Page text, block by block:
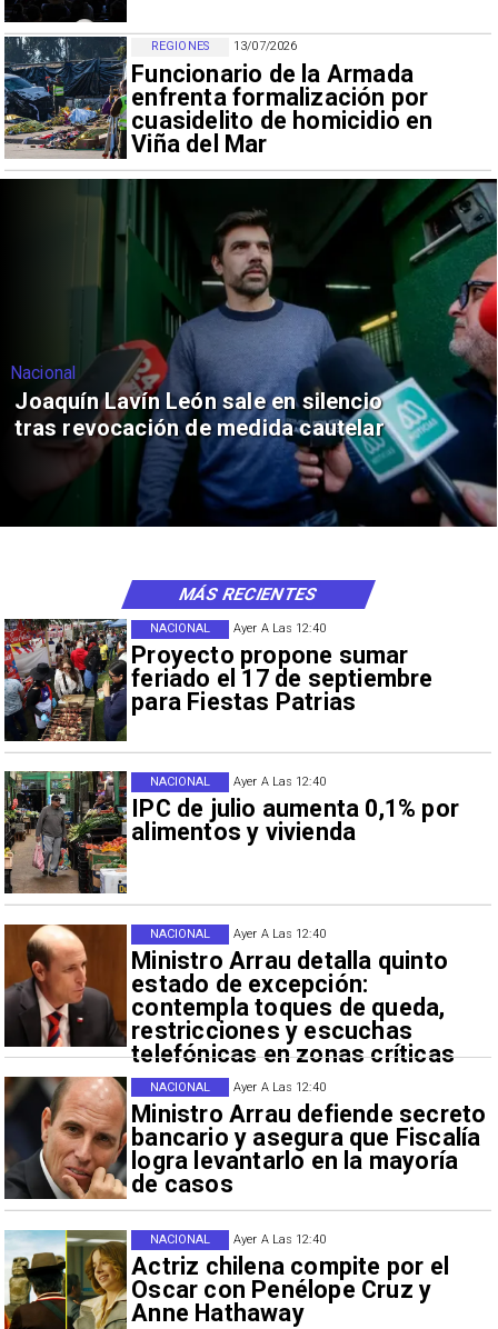
13/07/2026
Funcionario de la Armada
enfrenta formalización por
cuasidelito de homicidio en
Viña del Mar
REGIONES
Nacional
Joaquín Lavín León sale en silencio
tras revocación de medida cautelar
Ayer A Las 12:40
Proyecto propone sumar
feriado el 17 de septiembre
para Fiestas Patrias
NACIONAL
Ayer A Las 12:40
IPC de julio aumenta 0,1% por
alimentos y vivienda
NACIONAL
Ayer A Las 12:40
Ministro Arrau detalla quinto
estado de excepción:
contempla toques de queda,
restricciones y escuchas
telefónicas en zonas críticas
NACIONAL
Ayer A Las 12:40
Ministro Arrau defiende secreto
bancario y asegura que Fiscalía
logra levantarlo en la mayoría
de casos
NACIONAL
Ayer A Las 12:40
Actriz chilena compite por el
Oscar con Penélope Cruz y
Anne Hathaway
NACIONAL
MÁS RECIENTES